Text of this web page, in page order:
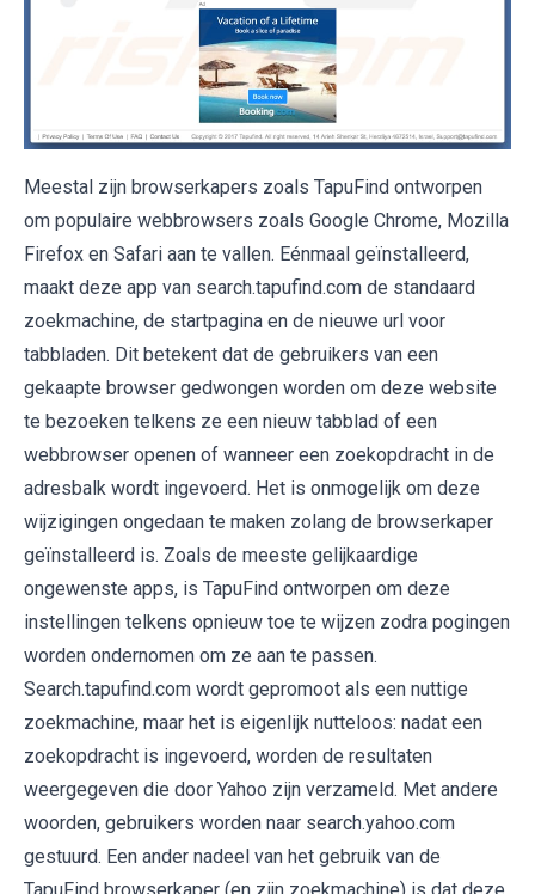
Meestal zijn browserkapers zoals TapuFind ontworpen
om populaire webbrowsers zoals Google Chrome, Mozilla
Firefox en Safari aan te vallen. Eénmaal geïnstalleerd,
maakt deze app van search.tapufind.com de standaard
zoekmachine, de startpagina en de nieuwe url voor
tabbladen. Dit betekent dat de gebruikers van een
gekaapte browser gedwongen worden om deze website
te bezoeken telkens ze een nieuw tabblad of een
webbrowser openen of wanneer een zoekopdracht in de
adresbalk wordt ingevoerd. Het is onmogelijk om deze
wijzigingen ongedaan te maken zolang de browserkaper
geïnstalleerd is. Zoals de meeste gelijkaardige
ongewenste apps, is TapuFind ontworpen om deze
instellingen telkens opnieuw toe te wijzen zodra pogingen
worden ondernomen om ze aan te passen.
Search.tapufind.com wordt gepromoot als een nuttige
zoekmachine, maar het is eigenlijk nutteloos: nadat een
zoekopdracht is ingevoerd, worden de resultaten
weergegeven die door Yahoo zijn verzameld. Met andere
woorden, gebruikers worden naar search.yahoo.com
gestuurd. Een ander nadeel van het gebruik van de